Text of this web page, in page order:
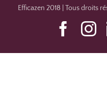
Efficazen 2018 | Tous droits